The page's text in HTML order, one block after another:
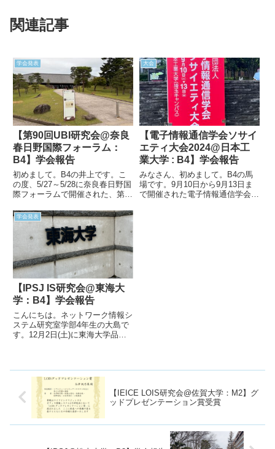
関連記事
学会発表
【第90回UBI研究会@奈良
春日野国際フォーラム：
B4】学会報告
初めまして。B4の井上です。こ
の度、5/27～5/28に奈良春日野国
際フォーラムで開催された、第
ターセッションに参加したことを
報告させていただきます。背景私
は現在、株式会社AGRI-PASSの
大会
【電子情報通信学会ソサイ
エティ大会2024@日本工
業大学 : B4】学会報告
みなさん、初めまして。B4の馬
場です。9月10日から9月13日ま
で開催された電子情報通信学会ソ
学会発表
【IPSJ IS研究会@東海大
学：B4】学会報告
こんにちは。ネットワーク情報シ
ステム研究室学部4年生の大島で
す。12月2日(土)に東海大学品川
ます。人生で2回目の研究...
【IEICE LOIS研究会@佐賀大学：M2】グ
ッドプレゼンテーション賞受賞